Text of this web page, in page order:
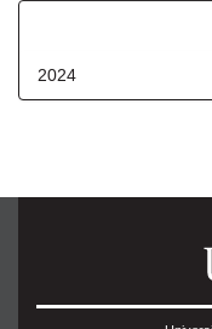
2024